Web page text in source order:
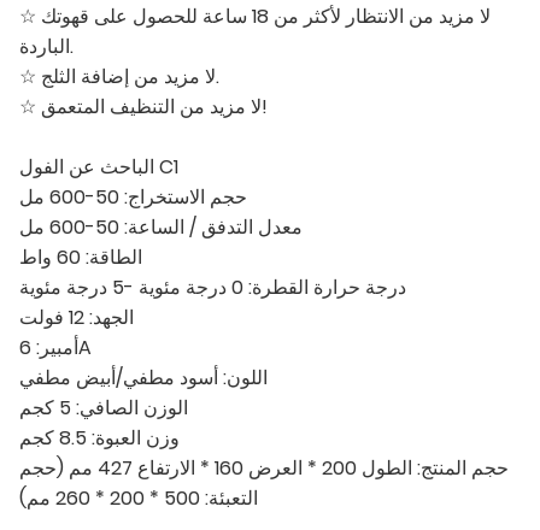
☆ لا مزيد من الانتظار لأكثر من 18 ساعة للحصول على قهوتك
الباردة.
☆ لا مزيد من إضافة الثلج.
☆ لا مزيد من التنظيف المتعمق!
الباحث عن الفول C1
حجم الاستخراج: 50-600 مل
معدل التدفق / الساعة: 50-600 مل
الطاقة: 60 واط
درجة حرارة القطرة: 0 درجة مئوية -5 درجة مئوية
الجهد: 12 فولت
أمبير: 6A
اللون: أسود مطفي/أبيض مطفي
الوزن الصافي: 5 كجم
وزن العبوة: 8.5 كجم
حجم المنتج: الطول 200 * العرض 160 * الارتفاع 427 مم (حجم
التعبئة: 500 * 200 * 260 مم)